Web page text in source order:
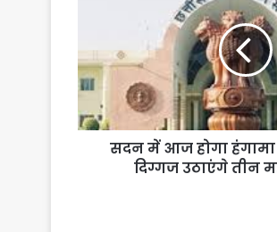
हंगामा
,
भाजपा
तीन
सदन में आज होगा
दिग्गज उठाएंगे तीन